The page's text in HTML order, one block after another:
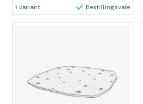
1 variant Bestillingsvare